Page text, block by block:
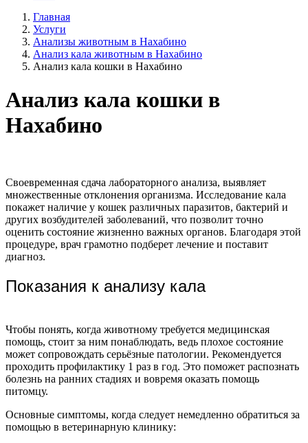
Главная
Услуги
Анализы животным в Нахабино
Анализ кала животным в Нахабино
Анализ кала кошки в Нахабино
Анализ кала кошки в
Нахабино
Своевременная сдача лабораторного анализа, выявляет
множественные отклонения организма. Исследование кала
покажет наличие у кошек различных паразитов, бактерий и
других возбудителей заболеваний, что позволит точно
оценить состояние жизненно важных органов. Благодаря этой
процедуре, врач грамотно подберет лечение и поставит
диагноз.
Показания к анализу кала
Чтобы понять, когда животному требуется медицинская
помощь, стоит за ним понаблюдать, ведь плохое состояние
может сопровождать серьёзные патологии. Рекомендуется
проходить профилактику 1 раз в год. Это поможет распознать
болезнь на ранних стадиях и вовремя оказать помощь
питомцу.
Основные симптомы, когда следует немедленно обратиться за
помощью в ветеринарную клинику: